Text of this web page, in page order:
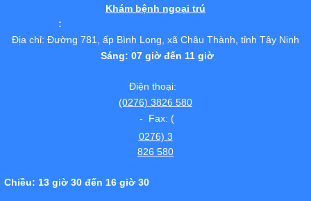
Khám bệnh ngoại trú
:
Địa chỉ: Đường 781, ấp Bình Long, xã Châu Thành, tỉnh Tây Ninh
Sáng: 07 giờ đến 11 giờ
Điện thoại:
(0276) 3826 580
- Fax: (
0276) 3
826 580
Chiều: 13 giờ 30 đến 16 giờ 30